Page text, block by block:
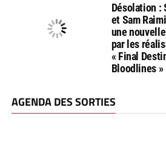
Désolation :
et Sam
une
par les
« Final
Bloodlines »
AGENDA DES SORTIES